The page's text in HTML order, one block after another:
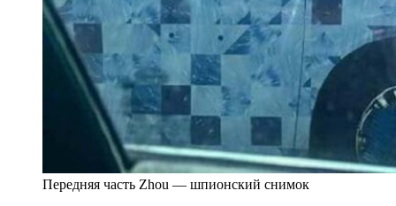
Передняя часть Zhou — шпионский снимок